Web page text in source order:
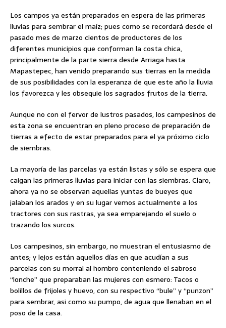
Los campos ya están preparados en espera de las primeras
lluvias para sembrar el maíz; pues como se recordará desde el
pasado mes de marzo cientos de productores de los
diferentes municipios que conforman la costa chica,
principalmente de la parte sierra desde Arriaga hasta
Mapastepec, han venido preparando sus tierras en la medida
de sus posibilidades con la esperanza de que este año la lluvia
los favorezca y les obsequie los sagrados frutos de la tierra.
Aunque no con el fervor de lustros pasados, los campesinos de
esta zona se encuentran en pleno proceso de preparación de
tierras a efecto de estar preparados para el ya próximo ciclo
de siembras.
La mayoría de las parcelas ya están listas y sólo se espera que
caigan las primeras lluvias para iniciar con las siembras. Claro,
ahora ya no se observan aquellas yuntas de bueyes que
jalaban los arados y en su lugar vemos actualmente a los
tractores con sus rastras, ya sea emparejando el suelo o
trazando los surcos.
Los campesinos, sin embargo, no muestran el entusiasmo de
antes; y lejos están aquellos días en que acudían a sus
parcelas con su morral al hombro conteniendo el sabroso
“lonche” que preparaban las mujeres con esmero: Tacos o
bolillos de frijoles y huevo, con su respectivo “bule” y “punzon”
para sembrar, asi como su pumpo, de agua que llenaban en el
poso de la casa.